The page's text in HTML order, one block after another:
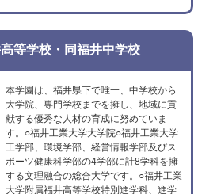
等学校・同福井中学校
本学園は、福井県下で唯一、中学校から
大学院、専門学校までを擁し、地域に貢
献する優秀な人材の育成に努めていま
す。○福井工業大学大学院○福井工業大学
工学部、環境学部、経営情報学部及びス
ポーツ健康科学部の4学部に計8学科を擁
する文理融合の総合大学です。○福井工業
大学附属福井高等学校特別進学科、進学